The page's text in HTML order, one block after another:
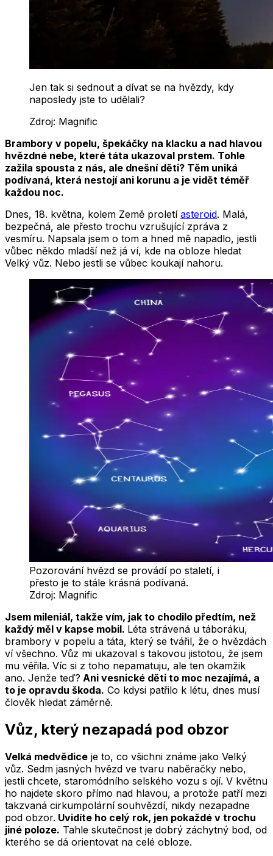
Jen tak si sednout a dívat se na hvězdy, kdy
naposledy jste to udělali?
Zdroj: Magnific
Brambory v popelu, špekáčky na klacku a nad hlavou
hvězdné nebe, které táta ukazoval prstem. Tohle
zažila spousta z nás, ale dnešní děti? Těm uniká
podívaná, která nestojí ani korunu a je vidět téměř
každou noc.
Dnes, 18. května, kolem Země proletí asteroid. Malá,
bezpečná, ale přesto trochu vzrušující zpráva z
vesmíru. Napsala jsem o tom a hned mě napadlo, jestli
vůbec někdo mladší než já ví, kde na obloze hledat
Velký vůz. Nebo jestli se vůbec koukají nahoru.
Pozorování hvězd se provádí po staletí, i
přesto je to stále krásná podívaná.
Zdroj: Magnific
Jsem mileniál, takže vím, jak to chodilo předtím, než
každý měl v kapse mobil. Léta strávená u táboráku,
brambory v popelu a táta, který se tvářil, že o hvězdách
ví všechno. Vůz mi ukazoval s takovou jistotou, že jsem
mu věřila. Víc si z toho nepamatuju, ale ten okamžik
ano. Jenže teď? Ani vesnické děti to moc nezajímá, a
to je opravdu škoda. Co kdysi patřilo k létu, dnes musí
člověk hledat záměrně.
Vůz, který nezapadá pod obzor
Velká medvědice je to, co všichni známe jako Velký
vůz. Sedm jasných hvězd ve tvaru naběračky nebo,
jestli chcete, staromódního selského vozu s ojí. V květnu
ho najdete skoro přímo nad hlavou, a protože patří mezi
takzvaná cirkumpolární souhvězdí, nikdy nezapadne
pod obzor. Uvidíte ho celý rok, jen pokaždé v trochu
jiné poloze. Tahle skutečnost je dobrý záchytný bod, od
kterého se dá orientovat na celé obloze.